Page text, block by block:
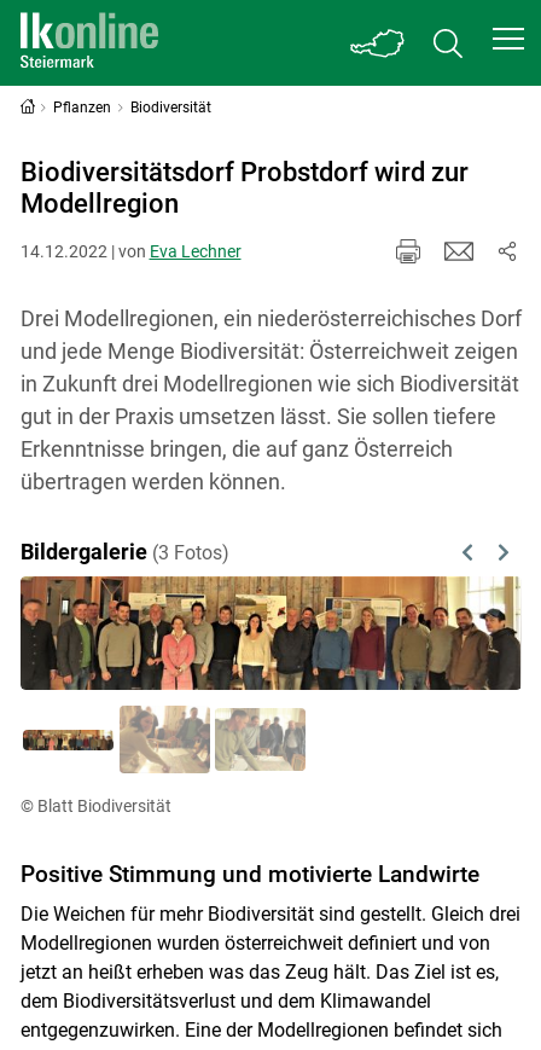
Pflanzen Biodiversität
Biodiversitätsdorf Probstdorf wird zur
Modellregion
14.12.2022 | von Eva Lechner
Drei Modellregionen, ein niederösterreichisches Dorf
und jede Menge Biodiversität: Österreichweit zeigen
in Zukunft drei Modellregionen wie sich Biodiversität
gut in der Praxis umsetzen lässt. Sie sollen tiefere
Erkenntnisse bringen, die auf ganz Österreich
übertragen werden können.
Bildergalerie (3 Fotos) Previous
Next
© Blatt Biodiversität
Positive Stimmung und motivierte Landwirte
Die Weichen für mehr Biodiversität sind gestellt. Gleich drei
Modellregionen wurden österreichweit definiert und von
jetzt an heißt erheben was das Zeug hält. Das Ziel ist es,
dem Biodiversitätsverlust und dem Klimawandel
entgegenzuwirken. Eine der Modellregionen befindet sich